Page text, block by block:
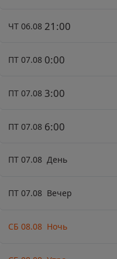
ЧТ 06.08 21:00
ПТ 07.08 0:00
ПТ 07.08 3:00
ПТ 07.08 6:00
ПТ 07.08 День
ПТ 07.08 Вечер
СБ 08.08 Ночь